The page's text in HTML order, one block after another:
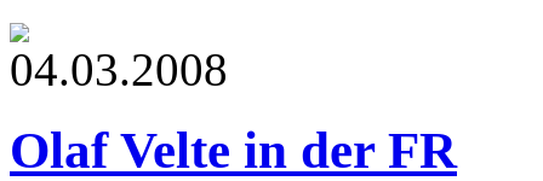
04.03.2008
Olaf Velte in der FR